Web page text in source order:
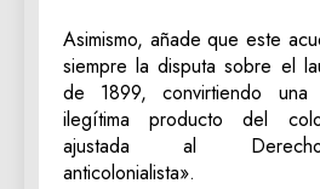
Asimismo, añade que este
siempre la disputa sobre el
de 1899, convirtiendo una
ilegítima producto del
ajustada al Derecho
anticolonialista».